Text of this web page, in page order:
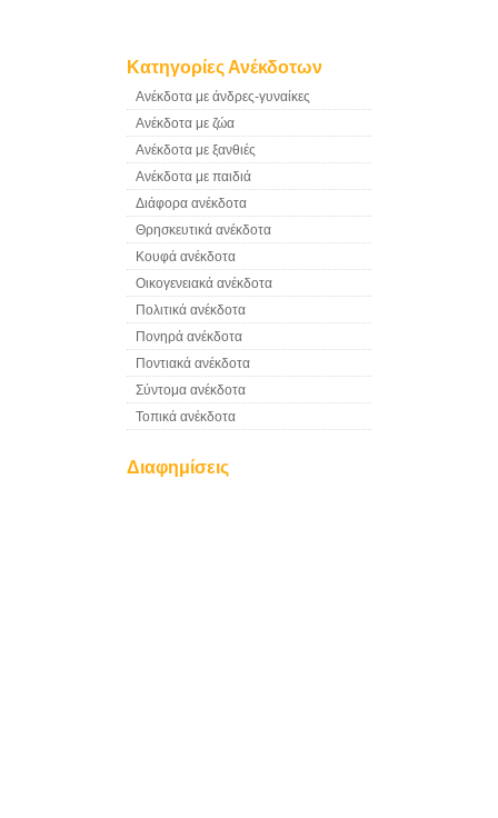
Κατηγορίες Ανέκδοτων
Ανέκδοτα με άνδρες-γυναίκες
Ανέκδοτα με ζώα
Ανέκδοτα με ξανθιές
Ανέκδοτα με παιδιά
Διάφορα ανέκδοτα
Θρησκευτικά ανέκδοτα
Κουφά ανέκδοτα
Οικογενειακά ανέκδοτα
Πολιτικά ανέκδοτα
Πονηρά ανέκδοτα
Ποντιακά ανέκδοτα
Σύντομα ανέκδοτα
Τοπικά ανέκδοτα
Διαφημίσεις